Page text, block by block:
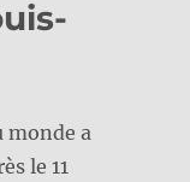
monde a
le 11